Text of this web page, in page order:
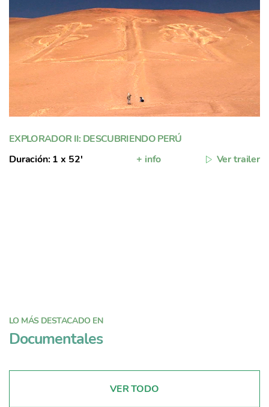
EXPLORADOR II: DESCUBRIENDO PERÚ
Duración: 1 x 52'
+ info Ver trailer
LO MÁS DESTACADO EN
Documentales
VER TODO